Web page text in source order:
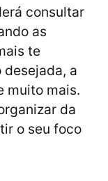
consultar
as
te
a
muito mais.
da
o seu foco